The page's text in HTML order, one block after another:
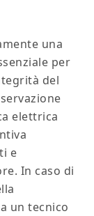
una
per
del
elettrica
e
In caso di
un tecnico